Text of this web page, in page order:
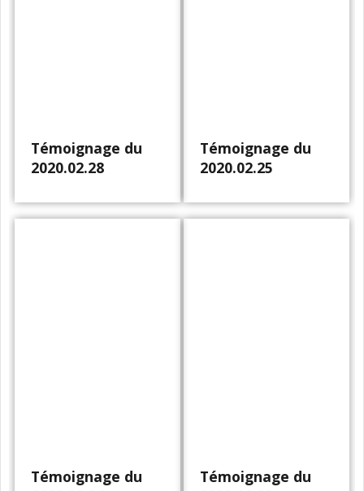
Témoignage du
2020.02.28
Témoignage du
2020.02.25
Témoignage du
Témoignage du